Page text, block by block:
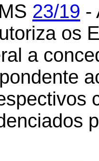
23/19 -
os
a